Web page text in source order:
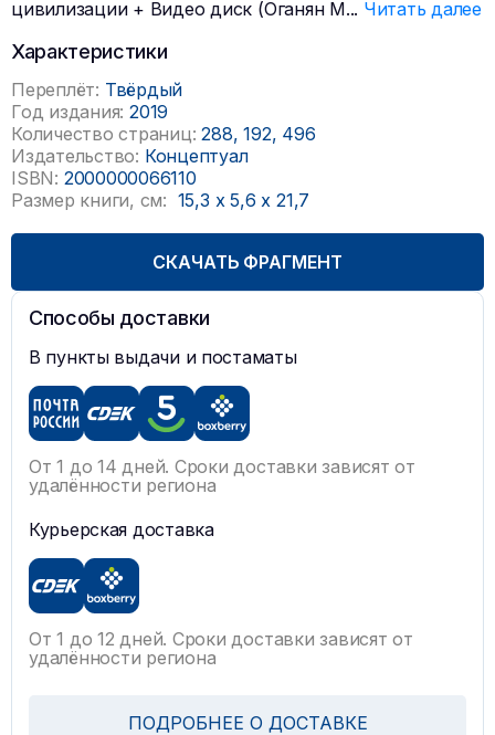
цивилизации + Видео диск (Оганян М... Читать далее
Характеристики
Переплёт: Твёрдый
Год издания: 2019
Количество страниц: 288, 192, 496
Издательство: Концептуал
ISBN: 2000000066110
Размер книги, см: 15,3 x 5,6 x 21,7
СКАЧАТЬ ФРАГМЕНТ
Способы доставки
В пункты выдачи и постаматы
От 1 до 14 дней. Сроки доставки зависят от
удалённости региона
Курьерская доставка
От 1 до 12 дней. Сроки доставки зависят от
удалённости региона
ПОДРОБНЕЕ О ДОСТАВКЕ